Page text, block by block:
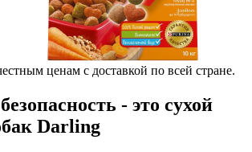
ценам с доставкой по всей стране.
- это сухой
Darling